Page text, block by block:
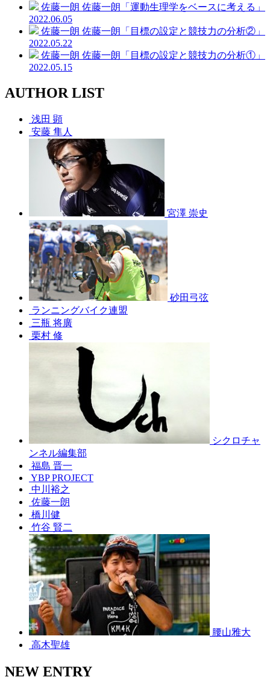
佐藤一朗 佐藤一朗「運動生理学をベースに考える」
2022.06.05
佐藤一朗 佐藤一朗「目標の設定と競技力の分析②」
2022.05.22
佐藤一朗 佐藤一朗「目標の設定と競技力の分析①」
2022.05.15
AUTHOR LIST
浅田 顕
安藤 隼人
宮澤 崇史
砂田弓弦
ランニングバイク連盟
三瓶 将廣
栗村 修
シクロチャ
ンネル編集部
福島 晋一
YBP PROJECT
中川裕之
佐藤一朗
橋川健
竹谷 賢二
腰山雅大
高木聖雄
NEW ENTRY